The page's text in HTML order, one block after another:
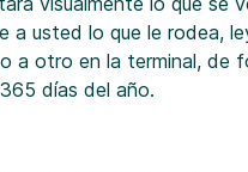
a usted lo que le rodea,
a otro en la terminal, de
días del año.